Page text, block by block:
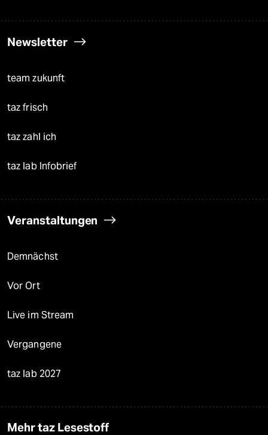
Newsletter
team zukunft
taz frisch
taz zahl ich
taz lab Infobrief
Veranstaltungen
Demnächst
Vor Ort
Live im Stream
Vergangene
taz lab 2027
Mehr taz Lesestoff